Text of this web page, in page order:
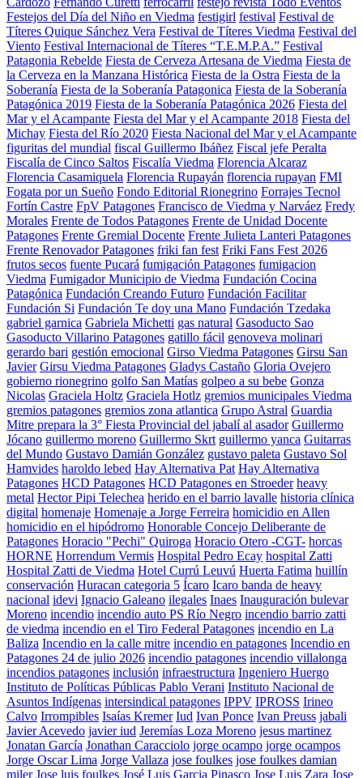
Festejos del Día del Niño en Viedma festigirl festival Festival de
Títeres Quique Sánchez Vera Festival de Títeres Viedma Festival del
Viento Festival Internacional de Títeres “T.E.M.P.A.” Festival
Patagonia Rebelde Fiesta de Cerveza Artesana de Viedma Fiesta de
la Cerveza en la Manzana Histórica Fiesta de la Ostra Fiesta de la
Soberanía Fiesta de la Soberanía Patagonica Fiesta de la Soberanía
Patagónica 2019 Fiesta de la Soberanía Patagónica 2026 Fiesta del
Mar y el Acampante Fiesta del Mar y el Acampante 2018 Fiesta del
Michay Fiesta del Río 2020 Fiesta Nacional del Mar y el Acampante
figuritas del mundial fiscal Guillermo Ibáñez Fiscal jefe Peralta
Fiscalía de Cinco Saltos Fiscalía Viedma Florencia Alcaraz
Florencia Casamiquela Florencia Rupayán florencia rupayan FMI
Fogata por un Sueño Fondo Editorial Rionegrino Forrajes Tecnol
Fortín Castre FpV Patagones Francisco de Viedma y Narváez Fredy
Morales Frente de Todos Patagones Frente de Unidad Docente
Patagones Frente Gremial Docente Frente Julieta Lanteri Patagones
Frente Renovador Patagones friki fan fest Friki Fans Fest 2026
frutos secos fuente Pucará fumigación Patagones fumigacion
Viedma Fumigador Municipio de Viedma Fundación Cocina
Patagónica Fundación Creando Futuro Fundación Facilitar
Fundación Si Fundación Te doy una Mano Fundación Tzedaka
gabriel garnica Gabriela Michetti gas natural Gasoducto Sao
Gasoducto Villarino Patagones gatillo fácil genoveva molinari
gerardo bari gestión emocional Girso Viedma Patagones Girsu San
Javier Girsu Viedma Patagones Gladys Castaño Gloria Ovejero
gobierno rionegrino golfo San Matías golpeo a su bebe Gonza
Nicolas Graciela Holtz Graciela Hotlz gremios municipales Viedma
gremios patagones gremios zona atlantica Grupo Astral Guardia
Mitre prepara la 3° Fiesta Provincial del jabalí al asador Guillermo
Jócano guillermo moreno Guillermo Skrt guillermo yanca Guitarras
del Mundo Gustavo Damián González gustavo paleta Gustavo Sol
Hamvides haroldo lebed Hay Alternativa Pat Hay Alternativa
Patagones HCD Patagones HCD Patagones en Stroeder heavy
metal Hector Pipi Telechea herido en el barrio lavalle historia clínica
digital homenaje Homenaje a Jorge Ferreira homicidio en Allen
homicidio en el hipódromo Honorable Concejo Deliberante de
Patagones Horacio "Pechi" Quiroga Horacio Otero -CGT- horcas
HORNE Horrendum Vermis Hospital Pedro Ecay hospital Zatti
Hospital Zatti de Viedma Hotel Currú Leuvú Huerta Fatima huillín
conservación Huracan categoria 5 Ícaro Icaro banda de heavy
nacional idevi Ignacio Galeano ilegales Inaes Inauguración bulevar
Moreno incendio incendio auto PS Río Negro incendio barrio zatti
de viedma incendio en el Tiro Federal Patagones incendio en La
Baliza Incendio en la calle mitre incendio en patagones Incendio en
Patagones 24 de julio 2026 incendio patagones incendio villalonga
incendios patagones inclusión infraestructura Ingeniero Huergo
Instituto de Políticas Públicas Pablo Verani Instituto Nacional de
Asuntos Indígenas intersindical patagones IPPV IPROSS Irineo
Calvo Irrompibles Isaías Kremer Iud Ivan Ponce Ivan Preuss jabali
Javier Acevedo javier iud Jeremías Loza Moreno jesus martinez
Jonatan García Jonathan Caracciolo jorge ocampo jorge ocampos
Jorge Oscar Lima Jorge Vallaza jose foulkes jose foulkes damian
miler Jose luis foulkes José Luis Garcia Pinasco Jose Luis Zara Jose